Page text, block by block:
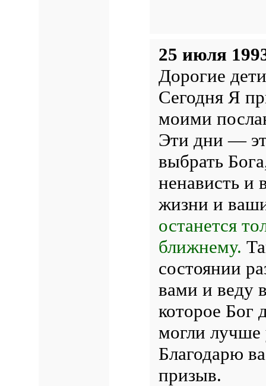
25 июля
Дорогие
Сегодня Я
моими
Эти дни —
выбрать
ненависть и
жизни и
останется
ближнему.
состоянии
вами и веду
которое Бог
могли лучше
Благодарю
призыв.